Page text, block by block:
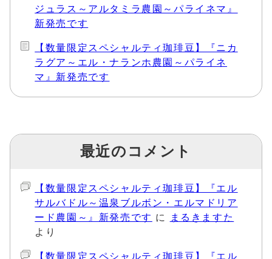
ジュラス～アルタミラ農園～パライネマ』
新発売です
【数量限定スペシャルティ珈琲豆】『ニカ
ラグア～エル・ナランホ農園～パライネ
マ』新発売です
最近のコメント
【数量限定スペシャルティ珈琲豆】『エル
サルバドル～温泉ブルボン・エルマドリア
ード農園～』新発売です に
まるきますた
より
【数量限定スペシャルティ珈琲豆】『エル